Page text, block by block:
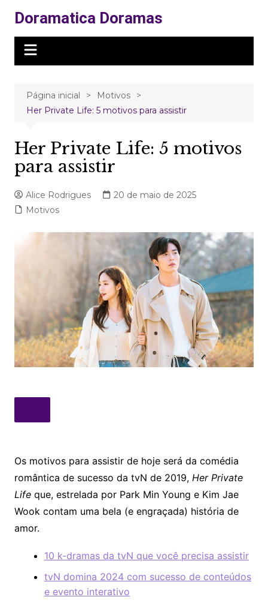
para
conteúdo
Doramatica Doramas
Página inicial
Motivos
Her Private Life: 5 motivos para assistir
Her Private Life: 5 motivos
para assistir
Alice Rodrigues
20 de maio de 2025
Motivos
Os motivos para assistir de hoje será da comédia
romântica de sucesso da tvN de 2019, Her Private
Lifeque, estrelada por Park Min Young e Kim Jae
Wook contam uma bela (e engraçada) história de
amor.
10 k-dramas da tvN que você precisa assistir
tvN domina 2024 com sucesso de conteúdos
e evento interativo